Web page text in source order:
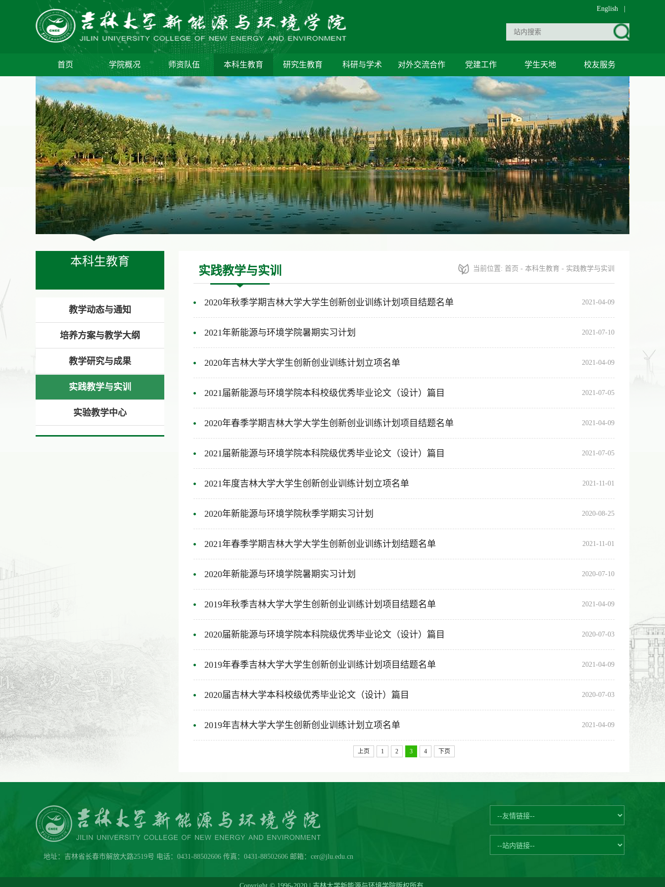
English
首页 学院概况 师资队伍 本科生教育 研究生教育 科研与学术 对外交流合作 党建工作 学生天地 校友服务
本科生教育
教学动态与通知
培养方案与教学大纲
教学研究与成果
实践教学与实训
实验教学中心
实践教学与实训 当前位置: 首页 - 本科生教育 - 实践教学与实训
2020年秋季学期吉林大学大学生创新创业训练计划项目结题名单 2021-04-09
2021年新能源与环境学院暑期实习计划 2021-07-10
2020年吉林大学大学生创新创业训练计划立项名单 2021-04-09
2021届新能源与环境学院本科校级优秀毕业论文（设计）篇目 2021-07-05
2020年春季学期吉林大学大学生创新创业训练计划项目结题名单 2021-04-09
2021届新能源与环境学院本科院级优秀毕业论文（设计）篇目 2021-07-05
2021年度吉林大学大学生创新创业训练计划立项名单 2021-11-01
2020年新能源与环境学院秋季学期实习计划 2020-08-25
2021年春季学期吉林大学大学生创新创业训练计划结题名单 2021-11-01
2020年新能源与环境学院暑期实习计划 2020-07-10
2019年秋季吉林大学大学生创新创业训练计划项目结题名单 2021-04-09
2020届新能源与环境学院本科院级优秀毕业论文（设计）篇目 2020-07-03
2019年春季吉林大学大学生创新创业训练计划项目结题名单 2021-04-09
2020届吉林大学本科校级优秀毕业论文（设计）篇目 2020-07-03
2019年吉林大学大学生创新创业训练计划立项名单 2021-04-09
上页 1 2 3 4 下页
地址：吉林省长春市解放大路2519号 电话：0431-88502606 传真：0431-88502606 邮箱：cer@jlu.edu.cn